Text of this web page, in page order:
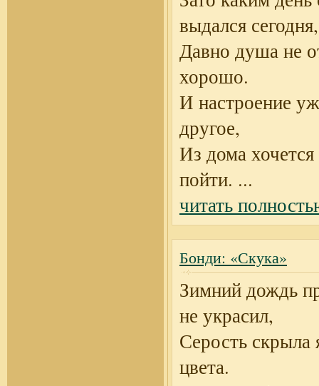
выдался сегодня,
Давно душа не
хорошо.
И настроение
другое,
Из дома
пойти. ...
читать
Бонди: «Скука»
Зимний дождь
не украсил,
Серость скрыла
цвета.